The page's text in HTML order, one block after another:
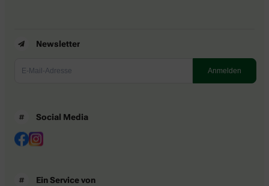
Newsletter
Social Media
Ein Service von